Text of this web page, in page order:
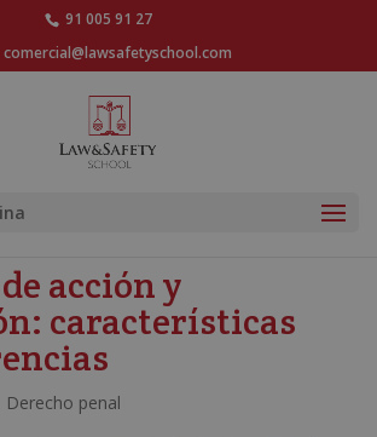
91 005 91 27
comercial@lawsafetyschool.com
acción y
características
Derecho penal